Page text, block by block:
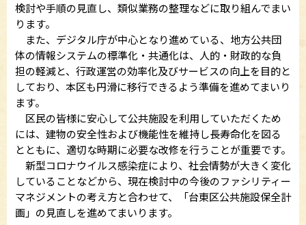
検討や手順の見直し、類似業務の整理などに取り組んでまい
ります。
また、デジタル庁が中心となり進めている、地方公共団
体の情報システムの標準化・共通化は、人的・財政的な負
担の軽減と、行政運営の効率化及びサービスの向上を目的と
しており、本区も円滑に移行できるよう準備を進めてまいり
ます。
区民の皆様に安心して公共施設を利用していただくため
には、建物の安全性および機能性を維持し長寿命化を図る
とともに、適切な時期に必要な改修を行うことが重要です。
新型コロナウイルス感染症により、社会情勢が大きく変化
していることなどから、現在検討中の今後のファシリティー
マネジメントの考え方と合わせて、「台東区公共施設保全計
画」の見直しを進めてまいります。